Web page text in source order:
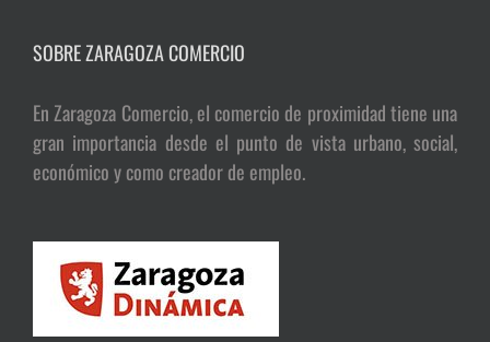
SOBRE ZARAGOZA COMERCIO
En Zaragoza Comercio, el comercio de proximidad tiene una
gran importancia desde el punto de vista urbano, social,
económico y como creador de empleo.